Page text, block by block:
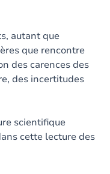
autant que
que rencontre
des carences des
des incertitudes
scientifique
cette lecture des